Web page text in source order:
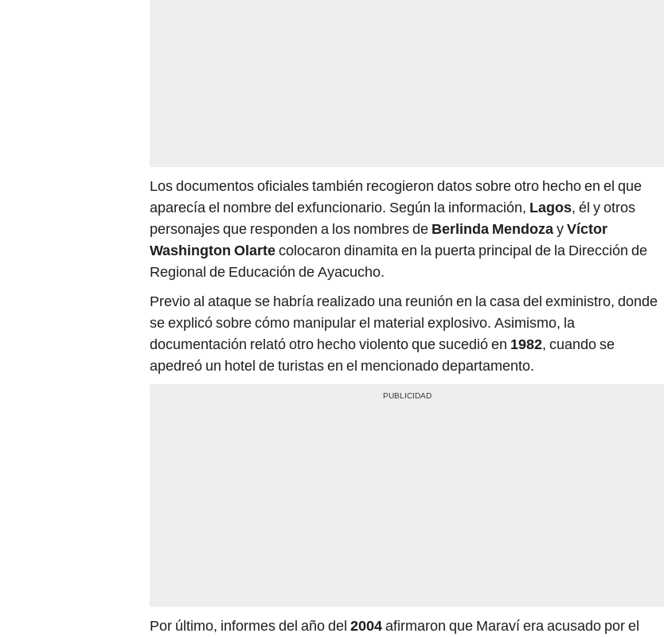
Los documentos oficiales también recogieron datos sobre otro hecho en el que
aparecía el nombre del exfuncionario. Según la información, Lagos, él y otros
personajes que responden a los nombres de Berlinda MendozayVíctor
Washington Olartecolocaron dinamita en la puerta principal de la Dirección de
Regional de Educación de Ayacucho.
Previo al ataque se habría realizado una reunión en la casa del exministro, donde
se explicó sobre cómo manipular el material explosivo. Asimismo, la
documentación relató otro hecho violento que sucedió en 1982, cuando se
apedreó un hotel de turistas en el mencionado departamento.
Por último, informes del año del 2004afirmaron que Maraví era acusado por el